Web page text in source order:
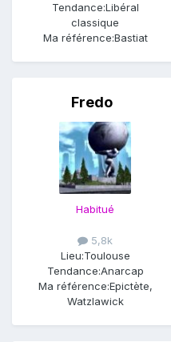
Tendance:Libéral
classique
Ma référence:Bastiat
Fredo
Habitué
5,8k
Lieu:Toulouse
Tendance:Anarcap
Ma référence:Epictète,
Watzlawick